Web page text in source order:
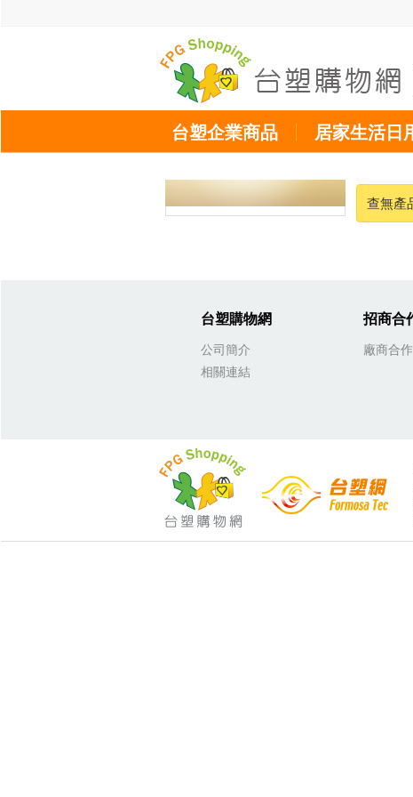
台塑企業商品 居家生活日
查無產
台塑購物網
公司簡介
相關連結
招商合
廠商合作